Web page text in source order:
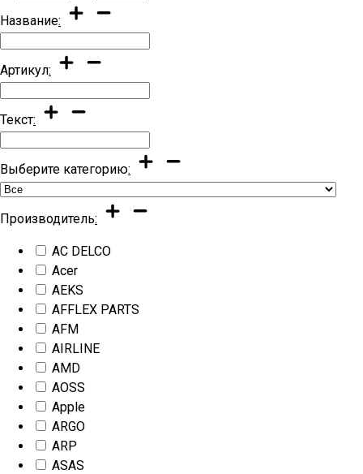
Название:
Артикул:
Текст:
Выберите категорию:
Производитель:
AC DELCO
Acer
AEKS
AFFLEX PARTS
AFM
AIRLINE
AMD
AOSS
Apple
ARGO
ARP
ASAS